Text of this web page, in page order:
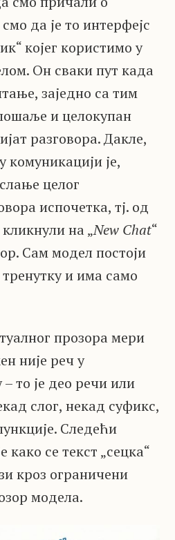
да је то интерфејс
којег користимо у
Он сваки пут када
заједно са тим
и целокупан
разговора. Дакле,
комуникацији је,
целог
испочетка, тј. од
на „New Chat“
Сам модел постоји
и има само
прозора мери
није реч у
то је део речи или
слог, некад суфикс,
Следећи
како се текст „сецка“
кроз ограничени
модела.